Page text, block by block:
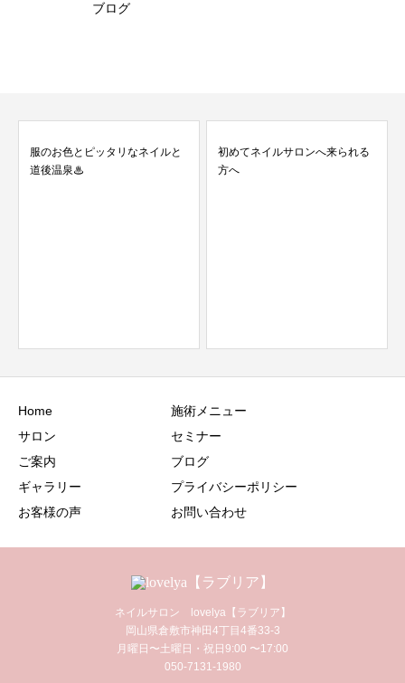
ブログ
服のお色とピッタリなネイルと
道後温泉♨
初めてネイルサロンへ来られる
方へ
Home
サロン
ご案内
ギャラリー
お客様の声
施術メニュー
セミナー
ブログ
プライバシーポリシー
お問い合わせ
ネイルサロン lovelya【ラブリア】
岡山県倉敷市神田4丁目4番33-3
月曜日〜土曜日・祝日9:00 〜17:00
050-7131-1980